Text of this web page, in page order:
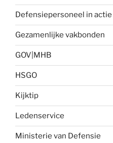
Defensiepersoneel in actie
Gezamenlijke vakbonden
GOV|MHB
HSGO
Kijktip
Ledenservice
Ministerie van Defensie